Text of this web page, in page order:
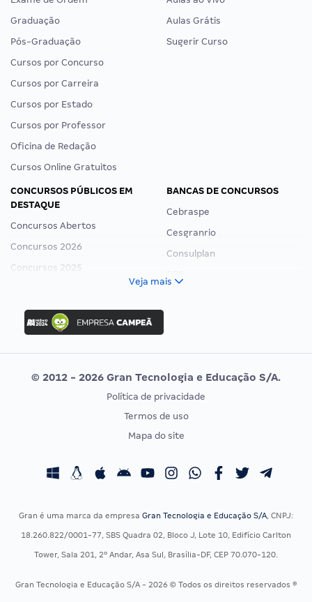
Graduação
Pós-Graduação
Cursos por Concurso
Cursos por Carreira
Cursos por Estado
Cursos por Professor
Oficina de Redação
Cursos Online Gratuitos
Aulas Grátis
Sugerir Curso
CONCURSOS PÚBLICOS EM
DESTAQUE
Concursos Abertos
Concursos 2026
Concursos 2025
Concurso Ibama
Concurso MPU
Editais publicados
BANCAS DE CONCURSOS
Cebraspe
Cesgranrio
Consulplan
Vunesp
CONCURSOS POR PROFISSÃO
Concursos Fiscais
Residência Multiprofissional
EXAME DE ORDEM
Calendário OAB
Veja mais
© 2012 - 2026 Gran Tecnologia e Educação S/A.
Política de privacidade
Termos de uso
Mapa do site
Gran é uma marca da empresa Gran Tecnologia e Educação S/A, CNPJ:
18.260.822/0001-77, SBS Quadra 02, Bloco J, Lote 10, Edifício Carlton
Tower, Sala 201, 2º Andar, Asa Sul, Brasília-DF, CEP 70.070-120.
Gran Tecnologia e Educação S/A - 2026 © Todos os direitos reservados ®